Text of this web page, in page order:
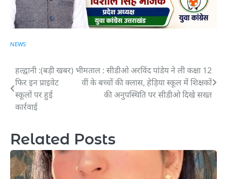
NEWS
Post
navigation
हल्द्वानी :(बड़ी खबर)
फिर इन प्राइवेट
स्कूलों पर हुई
कार्रवाई
भीमताल : सीडीओ अरविंद पांडेय ने ली कक्षा 12
वीं के बच्चों की क्लास, हेड़िया स्कूल में शिक्षकों
की अनुपस्थिति पर सीडीओ दिखे सख्त
Related Posts